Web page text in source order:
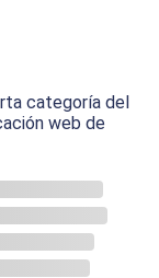
categoría del
web de